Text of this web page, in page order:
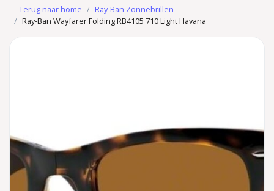
Terug naar home
Ray-Ban Zonnebrillen
Ray-Ban Wayfarer Folding RB4105 710 Light Havana